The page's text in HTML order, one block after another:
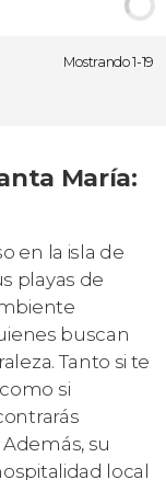
Mostrando 1-19
María:
en la isla de
playas de
buscan
Tanto si te
si
su
local